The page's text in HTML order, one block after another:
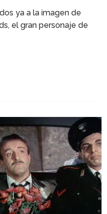
ya a la imagen de
el gran personaje de